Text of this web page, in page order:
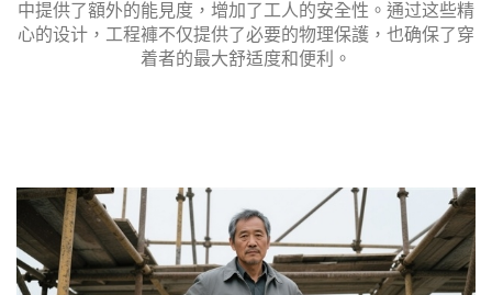
中提供了額外的能見度，增加了工人的安全性。通过这些精
心的设计，工程褲不仅提供了必要的物理保護，也确保了穿
着者的最大舒适度和便利。